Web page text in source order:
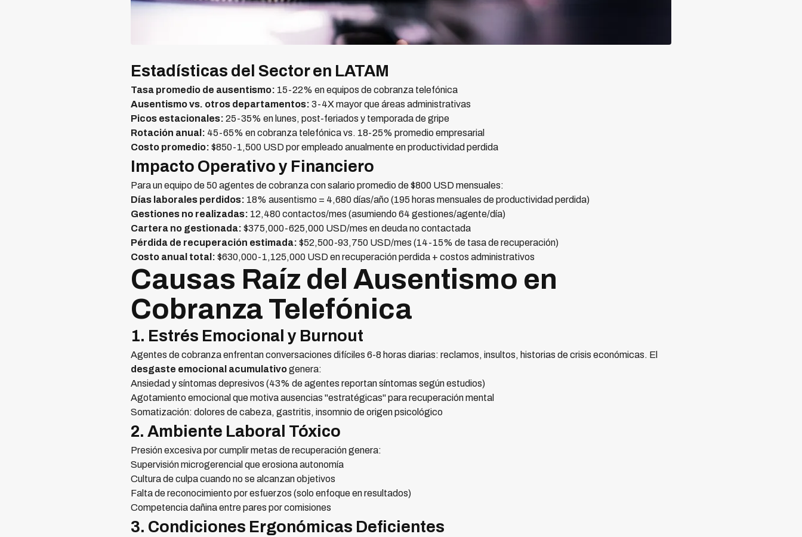
Estadísticas del Sector en LATAM
Tasa promedio de ausentismo: 15-22% en equipos de cobranza telefónica
Ausentismo vs. otros departamentos: 3-4X mayor que áreas administrativas
Picos estacionales: 25-35% en lunes, post-feriados y temporada de gripe
Rotación anual: 45-65% en cobranza telefónica vs. 18-25% promedio empresarial
Costo promedio: $850-1,500 USD por empleado anualmente en productividad perdida
Impacto Operativo y Financiero
Para un equipo de 50 agentes de cobranza con salario promedio de $800 USD mensuales:
Días laborales perdidos: 18% ausentismo = 4,680 días/año (195 horas mensuales de productividad perdida)
Gestiones no realizadas: 12,480 contactos/mes (asumiendo 64 gestiones/agente/día)
Cartera no gestionada: $375,000-625,000 USD/mes en deuda no contactada
Pérdida de recuperación estimada: $52,500-93,750 USD/mes (14-15% de tasa de recuperación)
Costo anual total: $630,000-1,125,000 USD en recuperación perdida + costos administrativos
Causas Raíz del Ausentismo en
Cobranza Telefónica
1. Estrés Emocional y Burnout
Agentes de cobranza enfrentan conversaciones difíciles 6-8 horas diarias: reclamos, insultos, historias de crisis económicas. El
desgaste emocional acumulativogenera:
Ansiedad y síntomas depresivos (43% de agentes reportan síntomas según estudios)
Agotamiento emocional que motiva ausencias "estratégicas" para recuperación mental
Somatización: dolores de cabeza, gastritis, insomnio de origen psicológico
2. Ambiente Laboral Tóxico
Presión excesiva por cumplir metas de recuperación genera:
Supervisión microgerencial que erosiona autonomía
Cultura de culpa cuando no se alcanzan objetivos
Falta de reconocimiento por esfuerzos (solo enfoque en resultados)
Competencia dañina entre pares por comisiones
3. Condiciones Ergonómicas Deficientes